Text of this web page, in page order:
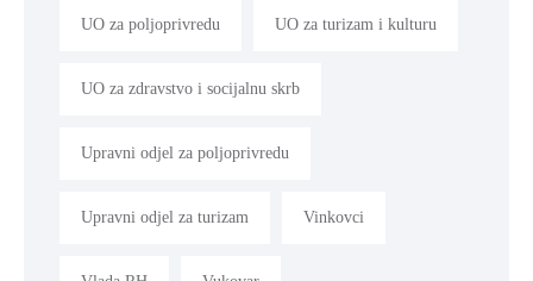
UO za poljoprivredu UO za turizam i kulturu
UO za zdravstvo i socijalnu skrb
Upravni odjel za poljoprivredu
Upravni odjel za turizam Vinkovci